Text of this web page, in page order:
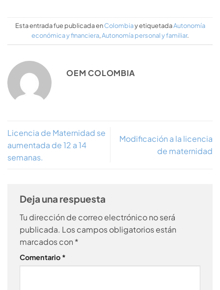
Esta entrada fue publicada enColombiay etiquetadaAutonomía
económica y financiera,Autonomía personal y familiar.
OEM COLOMBIA
Licencia de Maternidad se
aumentada de 12 a 14
semanas.
Modificación a la licencia
de maternidad
Deja una respuesta
Tu dirección de correo electrónico no será
publicada. Los campos obligatorios están
marcados con *
Comentario *